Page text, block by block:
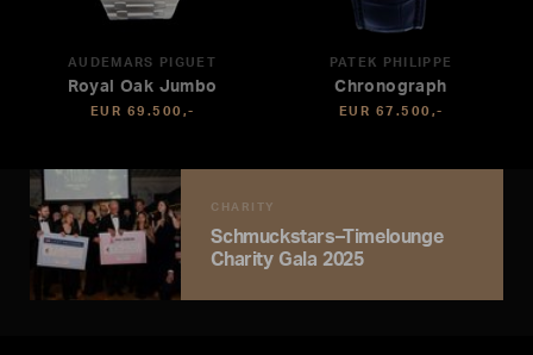
AUDEMARS PIGUET
Royal Oak Jumbo
EUR 69.500,-
PATEK PHILIPPE
Chronograph
EUR 67.500,-
CHARITY
Schmuckstars–Timelounge
Charity Gala 2025